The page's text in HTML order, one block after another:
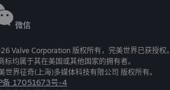
微信
Valve Corporation 版权所有，完美世界已获授权。
标均属于其在美国或其他国家的拥有者。
世界征奇(上海)多媒体科技有限公司 版权所有。
备 17051673号-4